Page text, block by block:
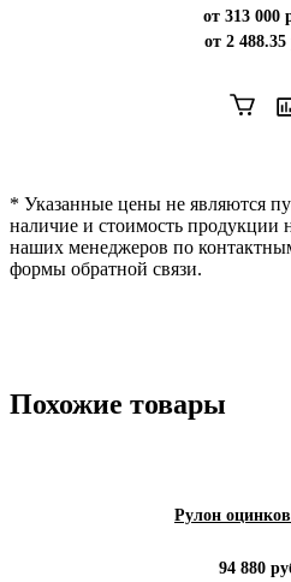
от 313 000
от 2 488.35
* Указанные цены не являются
наличие и стоимость
наших менеджеров по
формы обратной связи.
Похожие товары
Рулон
94 880